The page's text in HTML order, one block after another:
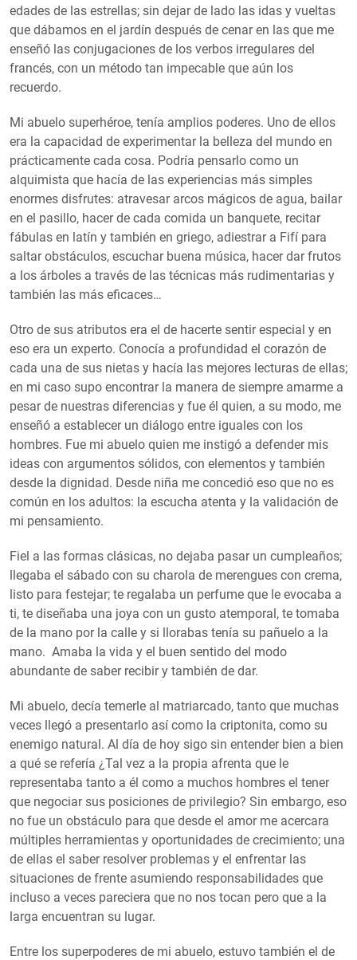
edades de las estrellas; sin dejar de lado las idas y vueltas
que dábamos en el jardín después de cenar en las que me
enseñó las conjugaciones de los verbos irregulares del
francés, con un método tan impecable que aún los
recuerdo.
Mi abuelo superhéroe, tenía amplios poderes. Uno de ellos
era la capacidad de experimentar la belleza del mundo en
prácticamente cada cosa. Podría pensarlo como un
alquimista que hacía de las experiencias más simples
enormes disfrutes: atravesar arcos mágicos de agua, bailar
en el pasillo, hacer de cada comida un banquete, recitar
fábulas en latín y también en griego, adiestrar a Fifí para
saltar obstáculos, escuchar buena música, hacer dar frutos
a los árboles a través de las técnicas más rudimentarias y
también las más eficaces…
Otro de sus atributos era el de hacerte sentir especial y en
eso era un experto. Conocía a profundidad el corazón de
cada una de sus nietas y hacía las mejores lecturas de ellas;
en mi caso supo encontrar la manera de siempre amarme a
pesar de nuestras diferencias y fue él quien, a su modo, me
enseñó a establecer un diálogo entre iguales con los
hombres. Fue mi abuelo quien me instigó a defender mis
ideas con argumentos sólidos, con elementos y también
desde la dignidad. Desde niña me concedió eso que no es
común en los adultos: la escucha atenta y la validación de
mi pensamiento.
Fiel a las formas clásicas, no dejaba pasar un cumpleaños;
llegaba el sábado con su charola de merengues con crema,
listo para festejar; te regalaba un perfume que le evocaba a
ti, te diseñaba una joya con un gusto atemporal, te tomaba
de la mano por la calle y si llorabas tenía su pañuelo a la
mano. Amaba la vida y el buen sentido del modo
abundante de saber recibir y también de dar.
Mi abuelo, decía temerle al matriarcado, tanto que muchas
veces llegó a presentarlo así como la criptonita, como su
enemigo natural. Al día de hoy sigo sin entender bien a bien
a qué se refería ¿Tal vez a la propia afrenta que le
representaba tanto a él como a muchos hombres el tener
que negociar sus posiciones de privilegio? Sin embargo, eso
no fue un obstáculo para que desde el amor me acercara
múltiples herramientas y oportunidades de crecimiento; una
de ellas el saber resolver problemas y el enfrentar las
situaciones de frente asumiendo responsabilidades que
incluso a veces pareciera que no nos tocan pero que a la
larga encuentran su lugar.
Entre los superpoderes de mi abuelo, estuvo también el de